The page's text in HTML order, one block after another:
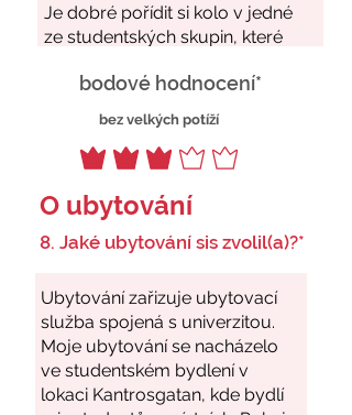
bodové hodnocení*
bez velkých potíží
O ubytování
8. Jaké ubytování sis zvolil(a)?*